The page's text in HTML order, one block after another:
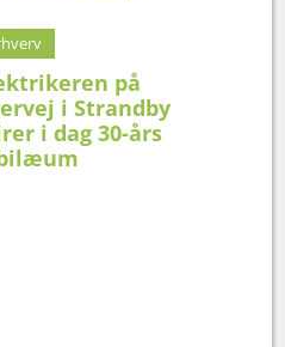
på
i Strandby
i dag 30-års